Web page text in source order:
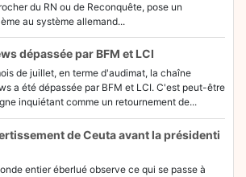
du RN ou de Reconquête, pose un
au système allemand...
dépassée par BFM et LCI
de juillet, en terme d'audimat, la chaîne
a été dépassée par BFM et LCI. C'est peut-être
inquiétant comme un retournement de...
de Ceuta avant la présidenti
entier éberlué observe ce qui se passe à